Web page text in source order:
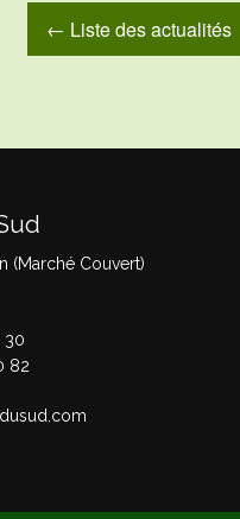
← Liste des actualités
(Marché Couvert)
30
82